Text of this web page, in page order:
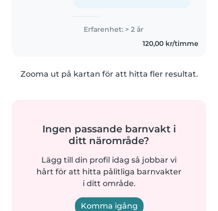
Erfarenhet: > 2 år
120,00 kr/timme
Zooma ut på kartan för att hitta fler resultat.
Ingen passande barnvakt i
ditt närområde?
Lägg till din profil idag så jobbar vi
hårt för att hitta pålitliga barnvakter
i ditt område.
Komma igång